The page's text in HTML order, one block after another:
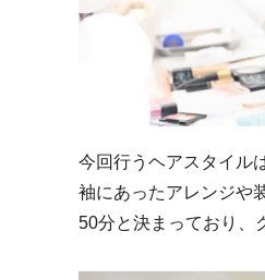
今回行うヘアスタイル
袖にあったアレンジや
50分と決まっており、